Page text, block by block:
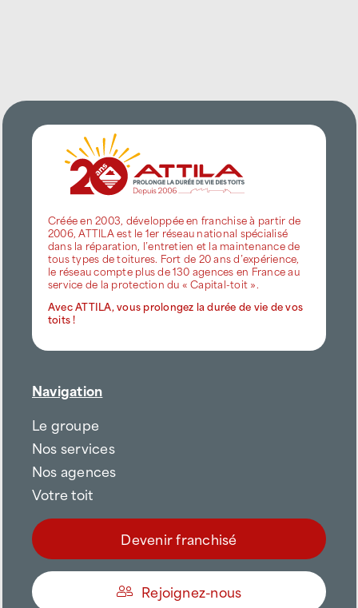
Créée en 2003, développée en franchise à partir de
2006, ATTILA est le 1er réseau national spécialisé
dans la réparation, l’entretien et la maintenance de
tous types de toitures. Fort de 20 ans d’expérience,
le réseau compte plus de 130 agences en France au
service de la protection du « Capital-toit ».
Avec ATTILA, vous prolongez la durée de vie de vos
toits !
Navigation
Le groupe
Nos services
Nos agences
Votre toit
Devenir franchisé
Rejoignez-nous